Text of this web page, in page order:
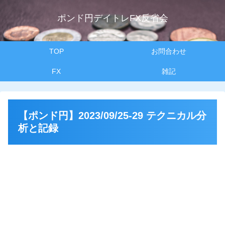
ポンド円デイトレFX反省会
TOP お問合わせ
FX 雑記
【ポンド円】2023/09/25-29 テクニカル分
析と記録